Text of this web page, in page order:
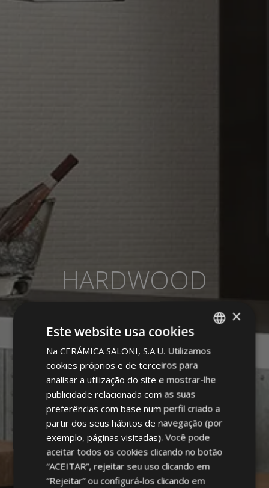
HARDWOOD
PORCELAIN
SPANISH
ENGLISH
GERMAN
PORTUGUESE
×
Este website usa cookies
Na CERÁMICA SALONI, S.A.U. Utilizamos
cookies próprios e de terceiros para
analisar a utilização do site e mostrar-lhe
publicidade relacionada com as suas
preferências com base num perfil criado a
partir dos seus hábitos de navegação (por
exemplo, páginas visitadas). Você pode
aceitar todos os cookies clicando no botão
“ACEITAR”, rejeitar seu uso clicando em
“Rejeitar” ou configurá-los clicando em